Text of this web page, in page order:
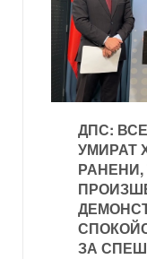
ДПС:
УМИРАТ
ЗА